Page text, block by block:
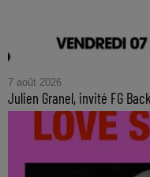
7 août 2026
Julien Granel, invité FG